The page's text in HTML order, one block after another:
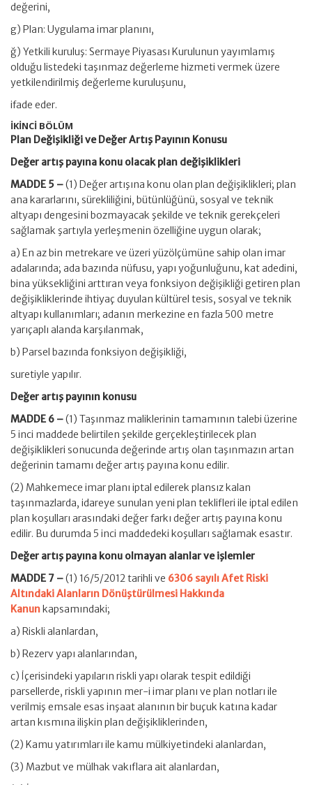
değerini,
g) Plan: Uygulama imar planını,
ğ) Yetkili kuruluş: Sermaye Piyasası Kurulunun yayımlamış
olduğu listedeki taşınmaz değerleme hizmeti vermek üzere
yetkilendirilmiş değerleme kuruluşunu,
ifade eder.
İKİNCİ BÖLÜM
Plan Değişikliği ve Değer Artış Payının Konusu
Değer artış payına konu olacak plan değişiklikleri
MADDE 5 –(1) Değer artışına konu olan plan değişiklikleri; plan
ana kararlarını, sürekliliğini, bütünlüğünü, sosyal ve teknik
altyapı dengesini bozmayacak şekilde ve teknik gerekçeleri
sağlamak şartıyla yerleşmenin özelliğine uygun olarak;
a) En az bin metrekare ve üzeri yüzölçümüne sahip olan imar
adalarında; ada bazında nüfusu, yapı yoğunluğunu, kat adedini,
bina yüksekliğini arttıran veya fonksiyon değişikliği getiren plan
değişikliklerinde ihtiyaç duyulan kültürel tesis, sosyal ve teknik
altyapı kullanımları; adanın merkezine en fazla 500 metre
yarıçaplı alanda karşılanmak,
b) Parsel bazında fonksiyon değişikliği,
suretiyle yapılır.
Değer artış payının konusu
MADDE 6 –(1) Taşınmaz maliklerinin tamamının talebi üzerine
5 inci maddede belirtilen şekilde gerçekleştirilecek plan
değişiklikleri sonucunda değerinde artış olan taşınmazın artan
değerinin tamamı değer artış payına konu edilir.
(2) Mahkemece imar planı iptal edilerek plansız kalan
taşınmazlarda, idareye sunulan yeni plan teklifleri ile iptal edilen
plan koşulları arasındaki değer farkı değer artış payına konu
edilir. Bu durumda 5 inci maddedeki koşulları sağlamak esastır.
Değer artış payına konu olmayan alanlar ve işlemler
MADDE 7 –(1) 16/5/2012 tarihli ve 6306 sayılı Afet Riski
Altındaki Alanların Dönüştürülmesi Hakkında
Kanunkapsamındaki;
a) Riskli alanlardan,
b) Rezerv yapı alanlarından,
c) İçerisindeki yapıların riskli yapı olarak tespit edildiği
parsellerde, riskli yapının mer-i imar planı ve plan notları ile
verilmiş emsale esas inşaat alanının bir buçuk katına kadar
artan kısmına ilişkin plan değişikliklerinden,
(2) Kamu yatırımları ile kamu mülkiyetindeki alanlardan,
(3) Mazbut ve mülhak vakıflara ait alanlardan,